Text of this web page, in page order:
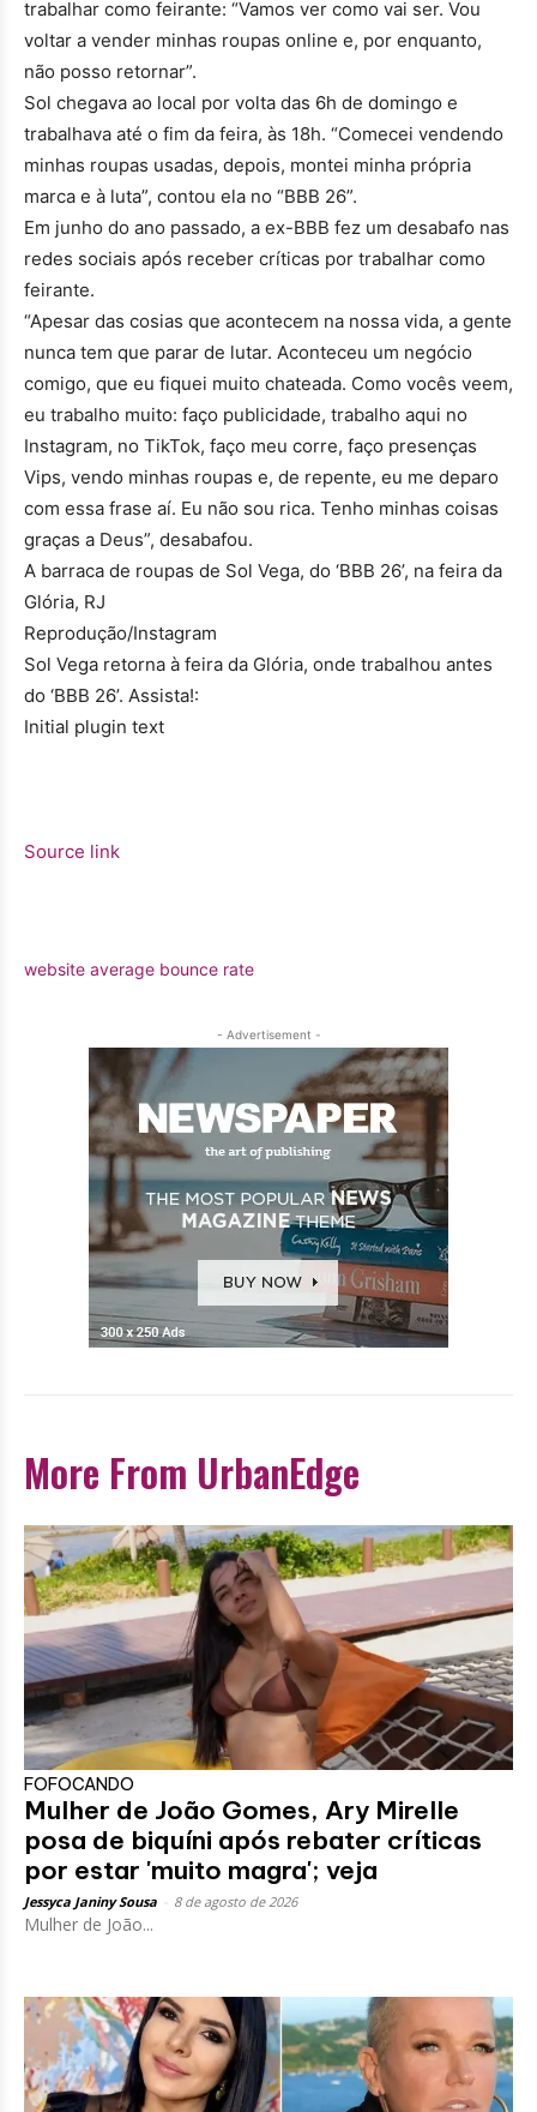
trabalhar como feirante: “Vamos ver como vai ser. Vou
voltar a vender minhas roupas online e, por enquanto,
não posso retornar”.
Sol chegava ao local por volta das 6h de domingo e
trabalhava até o fim da feira, às 18h. “Comecei vendendo
minhas roupas usadas, depois, montei minha própria
marca e à luta”, contou ela no “BBB 26”.
Em junho do ano passado, a ex-BBB fez um desabafo nas
redes sociais após receber críticas por trabalhar como
feirante.
“Apesar das cosias que acontecem na nossa vida, a gente
nunca tem que parar de lutar. Aconteceu um negócio
comigo, que eu fiquei muito chateada. Como vocês veem,
eu trabalho muito: faço publicidade, trabalho aqui no
Instagram, no TikTok, faço meu corre, faço presenças
Vips, vendo minhas roupas e, de repente, eu me deparo
com essa frase aí. Eu não sou rica. Tenho minhas coisas
graças a Deus”, desabafou.
A barraca de roupas de Sol Vega, do ‘BBB 26’, na feira da
Glória, RJ
Reprodução/Instagram
Sol Vega retorna à feira da Glória, onde trabalhou antes
do ‘BBB 26’. Assista!:
Initial plugin text
Source link
website average bounce rate
- Advertisement -
More From UrbanEdge
FOFOCANDO
Mulher de João Gomes, Ary Mirelle
posa de biquíni após rebater críticas
por estar 'muito magra'; veja
Jessyca Janiny Sousa 8 de agosto de 2026
Mulher de João...